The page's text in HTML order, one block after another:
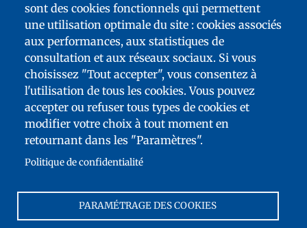
MENÚ
MAPA DEL SITIO
ACCESIBILIDAD: NO CONFORME
TELEDESCARGAS
NOTAS LEGALES
sont des cookies fonctionnels qui permettent
une utilisation optimale du site : cookies associés
aux performances, aux statistiques de
consultation et aux réseaux sociaux. Si vous
choisissez "Tout accepter", vous consentez à
l'utilisation de tous les cookies. Vous pouvez
accepter ou refuser tous types de cookies et
modifier votre choix à tout moment en
retournant dans les "Paramètres".
Politique de confidentialité
PARAMÉTRAGE DES COOKIES